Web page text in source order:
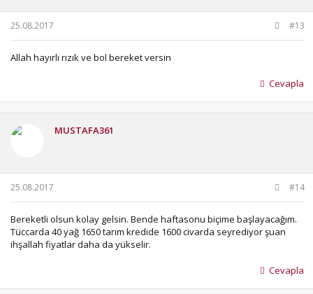
25.08.2017 #13
Allah hayırlı rızık ve bol bereket versin
Cevapla
MUSTAFA361
25.08.2017 #14
Bereketli olsun kolay gelsin. Bende haftasonu biçime başlayacağım.
Tüccarda 40 yağ 1650 tarım kredide 1600 civarda seyrediyor şuan
ihşallah fiyatlar daha da yükselir.
Cevapla